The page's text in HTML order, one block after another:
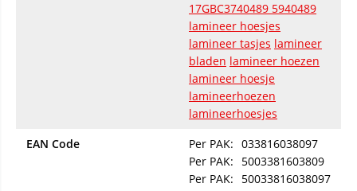
17GBC3740489 5940489
lamineer hoesjes
lamineer tasjes lamineer
bladen lamineer hoezen
lamineer hoesje
lamineerhoezen
lamineerhoesjes
EAN Code
Per PAK: 033816038097
Per PAK:
5003381603809
Per PAK:
50033816038097